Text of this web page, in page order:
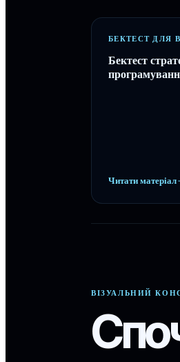
БЕКТЕСТ ДЛЯ
Бектест
Читати матеріал
ВІЗУАЛЬНИЙ